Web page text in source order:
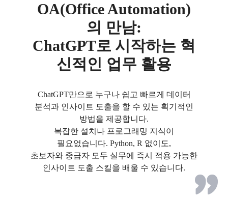
OA(Office Automation)
의 만남:
ChatGPT로 시작하는 혁
신적인 업무 활용
ChatGPT만으로 누구나 쉽고 빠르게 데이터
분석과 인사이트 도출을 할 수 있는 획기적인
방법을 제공합니다.
복잡한 설치나 프로그래밍 지식이
필요없습니다. Python, R 없이도,
초보자와 중급자 모두 실무에 즉시 적용 가능한
인사이트 도출 스킬을 배울 수 있습니다.